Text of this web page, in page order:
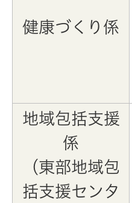
健康づくり係
地域包括支援
係
（東部地域包
括支援センタ